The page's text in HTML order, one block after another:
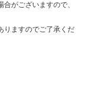
がございますので、
りますのでご了承くだ